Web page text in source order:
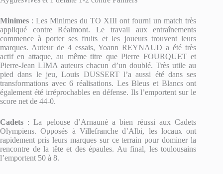
Minimes : Les Minimes du TO XIII ont fourni un match très
appliqué contre Réalmont. Le travail aux entraînements
commence à porter ses fruits et les joueurs trouvent leurs
marques. Auteur de 4 essais, Yoann REYNAUD a été très
actif en attaque, au même titre que Pierre FOURQUET et
Pierre-Jean LIMA auteurs chacun d’un doublé. Très utile au
pied dans le jeu, Louis DUSSERT l’a aussi été dans ses
transformations avec 6 réalisations. Les Bleus et Blancs ont
également été irréprochables en défense. Ils l’emportent sur le
score net de 44-0.
Cadets : La pelouse d’Arnauné a bien réussi aux Cadets
Olympiens. Opposés à Villefranche d’Albi, les locaux ont
rapidement pris leurs marques sur ce terrain pour dominer la
rencontre de la tête et des épaules. Au final, les toulousains
l’emportent 50 à 8.